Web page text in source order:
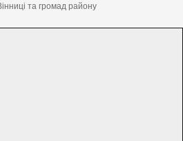
та громад району